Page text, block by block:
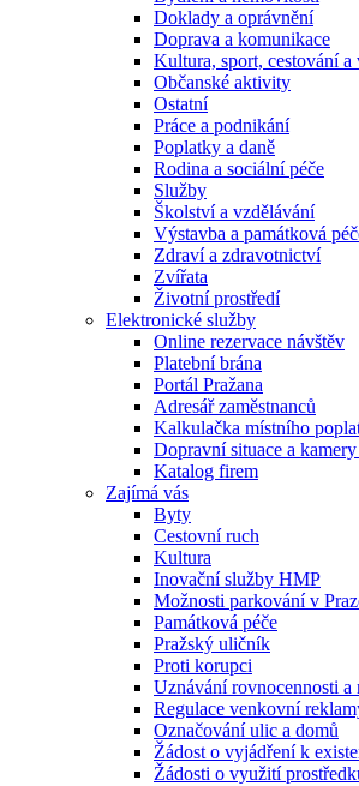
Doklady a oprávnění
Doprava a komunikace
Kultura, sport, cestování a
Občanské aktivity
Ostatní
Práce a podnikání
Poplatky a daně
Rodina a sociální péče
Služby
Školství a vzdělávání
Výstavba a památková
Zdraví a zdravotnictví
Zvířata
Životní prostředí
Elektronické služby
Online rezervace návštěv
Platební brána
Portál Pražana
Adresář zaměstnanců
Kalkulačka místního
Dopravní situace a
Katalog firem
Zajímá vás
Byty
Cestovní ruch
Kultura
Inovační služby HMP
Možnosti parkování v
Památková péče
Pražský uličník
Proti korupci
Uznávání rovnocennosti
Regulace venkovní
Označování ulic a domů
Žádost o vyjádření k
Žádosti o využití